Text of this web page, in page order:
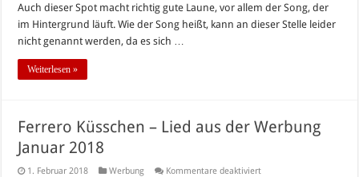
Auch dieser Spot macht richtig gute Laune, vor allem der Song, der
im Hintergrund läuft. Wie der Song heißt, kann an dieser Stelle leider
nicht genannt werden, da es sich …
Weiterlesen »
Ferrero Küsschen – Lied aus der Werbung
Januar 2018
1. Februar 2018 Werbung Kommentare deaktiviertfür